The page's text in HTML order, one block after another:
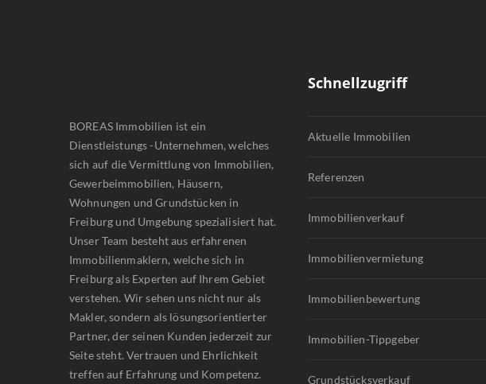
BOREAS Immobilien ist ein
Dienstleistungs -Unternehmen, welches
sich auf die Vermittlung von Immobilien,
Gewerbeimmobilien, Häusern,
Wohnungen und Grundstücken in
Freiburg und Umgebung spezialisiert hat.
Unser Team besteht aus erfahrenen
Immobilienmaklern, welche sich in
Freiburg als Experten auf Ihrem Gebiet
verstehen. Wir sehen uns nicht nur als
Makler, sondern als lösungsorientierter
Partner, der seinen Kunden jederzeit zur
Seite steht. Vertrauen und Ehrlichkeit
treffen auf Erfahrung und Kompetenz.
Schnellzugriff
Aktuelle Immobilien
Referenzen
Immobilienverkauf
Immobilienvermietung
Immobilienbewertung
Immobilien-Tippgeber
Grundstücksverkauf